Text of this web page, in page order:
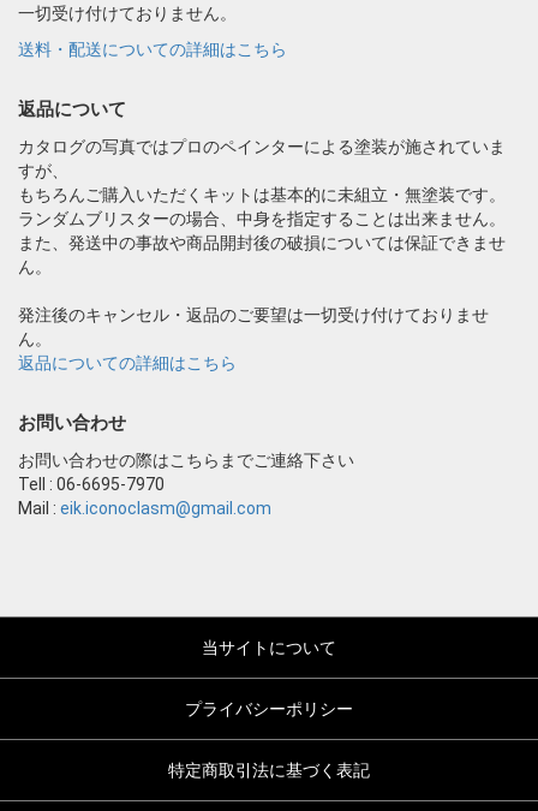
一切受け付けておりません。
送料・配送についての詳細はこちら
返品について
カタログの写真ではプロのペインターによる塗装が施されていま
すが、
もちろんご購入いただくキットは基本的に未組立・無塗装です。
ランダムブリスターの場合、中身を指定することは出来ません。
また、発送中の事故や商品開封後の破損については保証できませ
ん。
発注後のキャンセル・返品のご要望は一切受け付けておりませ
ん。
返品についての詳細はこちら
お問い合わせ
お問い合わせの際はこちらまでご連絡下さい
Tell : 06-6695-7970
Mail : eik.iconoclasm@gmail.com
当サイトについて
プライバシーポリシー
特定商取引法に基づく表記